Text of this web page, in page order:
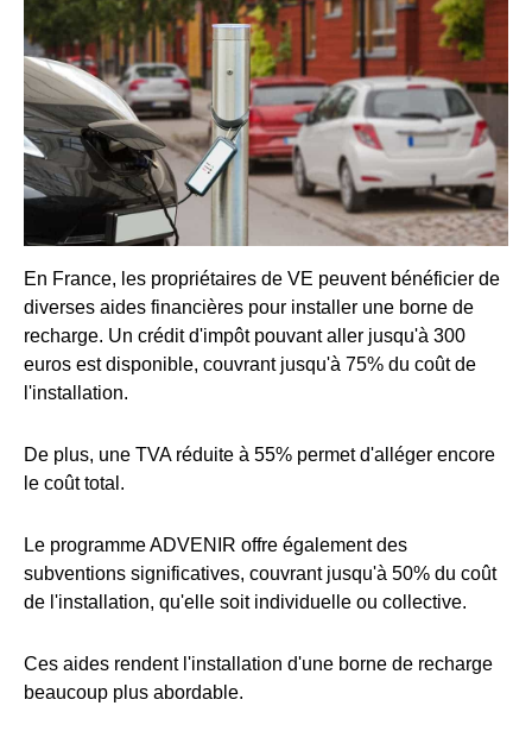
En France, les propriétaires de VE peuvent bénéficier de
diverses aides financières pour installer une borne de
recharge. Un crédit d'impôt pouvant aller jusqu'à 300
euros est disponible, couvrant jusqu'à 75% du coût de
l'installation.
De plus, une TVA réduite à 55% permet d'alléger encore
le coût total.
Le programme ADVENIR offre également des
subventions significatives, couvrant jusqu'à 50% du coût
de l'installation, qu'elle soit individuelle ou collective.
Ces aides rendent l'installation d'une borne de recharge
beaucoup plus abordable.